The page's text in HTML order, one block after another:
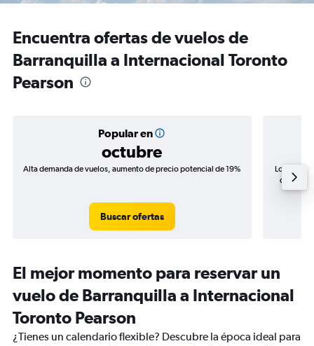
Encuentra ofertas de vuelos de
Barranquilla a Internacional Toronto
Pearson
Popular en
octubre
Alta demanda de vuelos, aumento de precio potencial de 19%
Buscar ofertas
Los
de
El mejor momento para reservar un
vuelo de Barranquilla a Internacional
Toronto Pearson
¿Tienes un calendario flexible? Descubre la época ideal para